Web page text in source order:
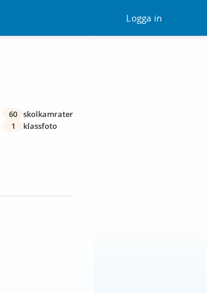
Logga in
60 skolkamrater
1
klassfoto